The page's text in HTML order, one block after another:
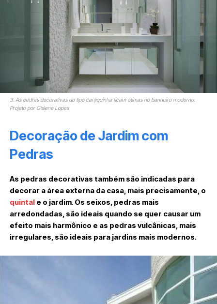
3. As pedras decorativas do tipo canjiquinha ficam ótimas no banheiro moderno.
Projeto por Gislene Lopes
Decoração de Jardim com
Pedras
As pedras decorativas também são indicadas para
decorar a área externa da casa, mais precisamente, o
quintal e o jardim. Os seixos, pedras mais
arredondadas, são ideais quando se quer causar um
efeito mais harmônico e as pedras vulcânicas, mais
irregulares, são ideais para jardins mais modernos.